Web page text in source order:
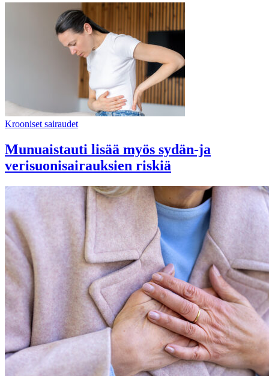
Krooniset sairaudet
Munuaistauti lisää myös sydän-ja
verisuonisairauksien riskiä